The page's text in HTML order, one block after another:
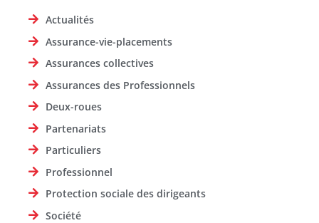
Actualités
Assurance-vie-placements
Assurances collectives
Assurances des Professionnels
Deux-roues
Partenariats
Particuliers
Professionnel
Protection sociale des dirigeants
Société